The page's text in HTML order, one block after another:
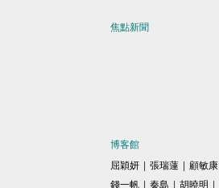
焦點新聞
博客館
屈穎妍
張瑞蓮 顧敏康
錢一帆
秦島 胡曉明